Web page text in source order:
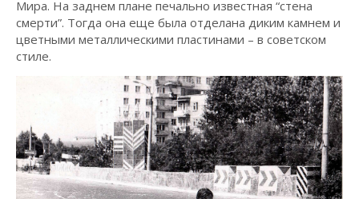
Мира. На заднем плане печально известная “стена
смерти”. Тогда она еще была отделана диким камнем и
цветными металлическими пластинами – в советском
стиле.